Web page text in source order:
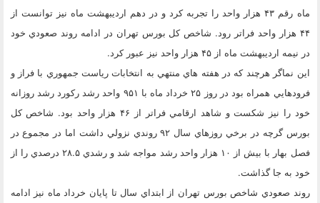
ماه رقم ۴۳ هزار واحد را تجربه كرد و در دهم ارديبهشت ماه نيز توانست از
۴۴ هزار واحد فراتر رود. شاخص كل بورس تهران در ادامه روند صعودي خود
در نيمه ارديبهشت ماه از ۴۵ هزار واحد نيز عبور كرد.
اين نماگر هرچند كه در هفته هاي منتهي به انتخابات رياست جمهوري با فراز و
فرودهايي همراه بود در روز ۲۵ خرداد ماه با ۹۵۱ واحد رشد ركورد رشد روزانه
خود را نيز شكست و شاهد ارقامي فراتر از ۴۶ هزار واحد بود. شاخص كل
بورس گرچه در برخي روزهاي سال ۹۲ روندي نزولي داشت اما در مجموع در
فصل بهار با بيش از ۱۰ هزار واحد رشد مواجه شد و رشدي ۲۸.۵ درصدي را از
خود به جا گذاشت.
روند صعودي شاخص بورس تهران از ابتداي سال تا پايان خرداد ماه نيز ادامه